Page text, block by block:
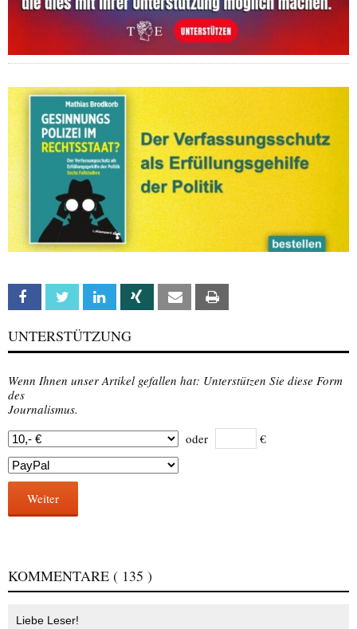
Facebook Twitter Linkedin Xing Email
UNTERSTÜTZUNG
Wenn Ihnen unser Artikel gefallen hat: Unterstützen Sie diese Form
des
Journalismus.
oder
€
Weiter
KOMMENTARE ( 135 )
Liebe Leser!